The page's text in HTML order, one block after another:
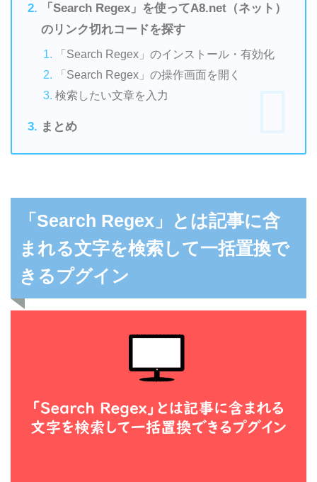
「Search Regex」を使ってA8.net（ネット）
のリンク切れコードを探す
「Search Regex」のインストール・有効化
「Search Regex」の操作画面を開く
検索したい文章を入力
まとめ
「Search Regex」とは記事に含
まれる文字を検索して一括置換で
きるプグイン